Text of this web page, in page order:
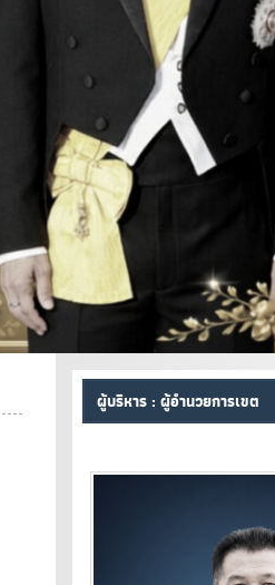
ผู้บริหาร : ผู้อำนวยการเขต